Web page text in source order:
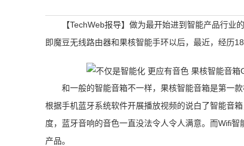
【TechWeb报导】做为最开始进到智能产品行业
即魔豆无线路由器和果核智能手环以后，最近，经历
和一般的智能音箱不一样，果核智能音箱是第一
根据手机蓝牙系统软件开展播放视频的说白了智能音
度，蓝牙音响的音色一直没法令人令人满意。而Wifi
产品。